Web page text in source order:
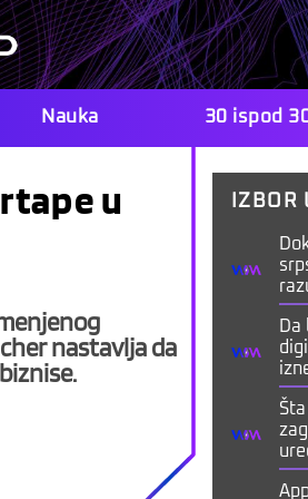
Nauka 30 ispod
u
nastavlja da
IZBOR